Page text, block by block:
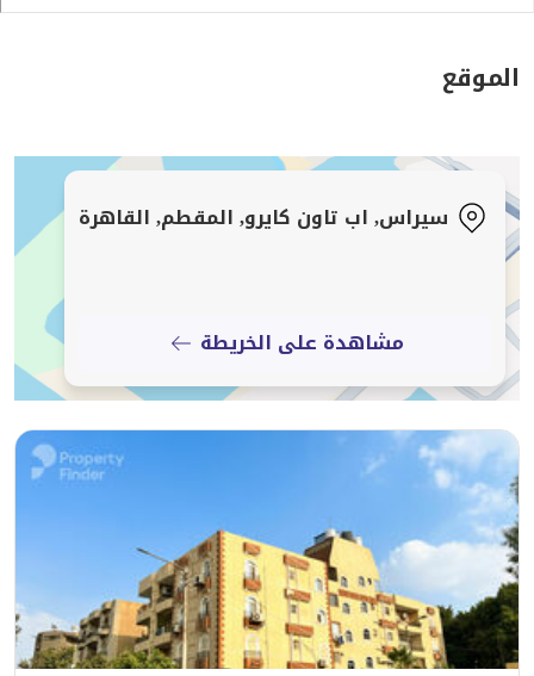
إطلالات خلابة:
• ملعب جولف عالمي بمواصفات احترافية.
• فندق فاخر من فئة الخمس نجوم.
• ميدان إعمار الذي يضم أرقى المقاهي والمطاعم.
• مناطق تسوق راقية تضم متاجر مثل كارفور ومترو ماركت.
• مرافق ترفيهية حديثة ومناطق ألعاب للأطفال.
• مراكز لياقة بدنية وصالات جيم.
• حمامات سباحة متعددة.
• مدرسة دولية وأكاديمية برشلونة لكرة القدم.
أمان وخصوصية:
• مجمع سكني مؤمن بالكامل مع بوابات مراقبة وكاميرات على
مدار ٢٤ ساعة
فيركينز للاستشارات العقارية هي شركة متخصصة في تقديم
الموقع
سيراس, اب تاون كايرو, المقطم, القاهرة
مشاهدة على الخريطة